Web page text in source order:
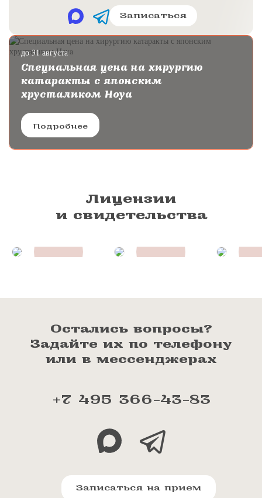
Записаться
до 31 августа
Специальная цена на хирургию
катаракты с японским
хрусталиком Hoya
Подробнее
Лицензии
и свидетельства
Остались вопросы?
Задайте их по телефону
или в мессенджерах
+7 495 366-43-83
Записаться на прием